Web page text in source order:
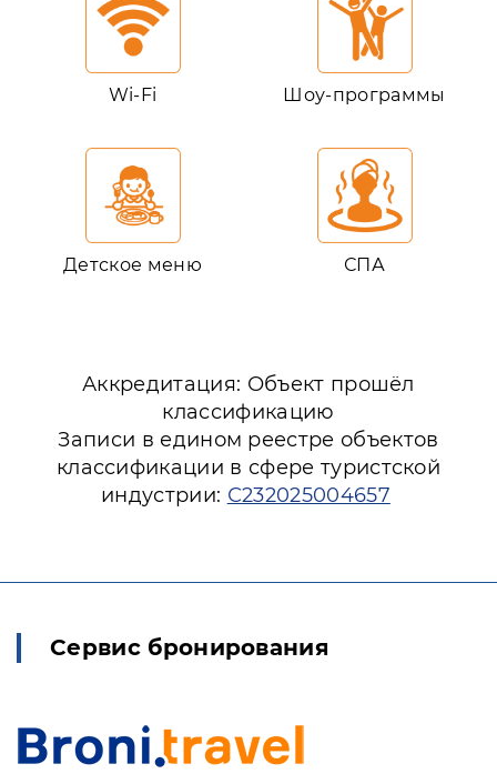
Wi-Fi Шоу-программы
Детское меню СПА
Аккредитация: Объект прошёл
классификацию
Записи в едином реестре объектов
классификации в сфере туристской
индустрии: С232025004657
Сервис бронирования